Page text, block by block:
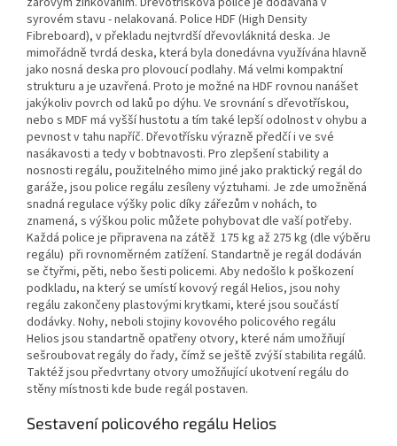
syrovém stavu - nelakovaná. Police HDF (High Density
Fibreboard), v překladu nejtvrdší dřevovláknitá deska. Je
mimořádně tvrdá deska, která byla donedávna využívána hlavně
jako nosná deska pro plovoucí podlahy. Má velmi kompaktní
strukturu a je uzavřená. Proto je možné na HDF rovnou nanášet
jakýkoliv povrch od laků po dýhu. Ve srovnání s dřevotřískou,
nebo s MDF má vyšší hustotu a tím také lepší odolnost v ohybu a
pevnost v tahu napříč. Dřevotřísku výrazně předčí i ve své
nasákavosti a tedy v bobtnavosti. Pro zlepšení stability a
nosnosti regálu, použitelného mimo jiné jako praktický regál do
garáže, jsou police regálu zesíleny výztuhami. Je zde umožněná
snadná regulace výšky polic díky zářezům v nohách, to
znamená, s výškou polic můžete pohybovat dle vaší potřeby.
Každá police je připravena na zátěž 175 kg až 275 kg (dle výběru
regálu) při rovnoměrném zatížení. Standartně je regál dodáván
se čtyřmi, pěti, nebo šesti policemi. Aby nedošlo k poškození
podkladu, na který se umístí kovový regál Helios, jsou nohy
regálu zakončeny plastovými krytkami, které jsou součástí
dodávky. Nohy, neboli stojiny kovového policového regálu
Helios jsou standartně opatřeny otvory, které nám umožňují
sešroubovat regály do řady, čímž se ještě zvýší stabilita regálů.
Taktéž jsou předvrtany otvory umožňující ukotvení regálu do
stěny místnosti kde bude regál postaven.
Sestavení policového regálu Helios